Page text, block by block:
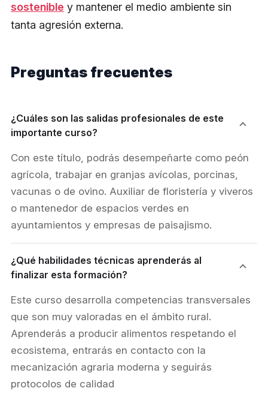
sostenible y mantener el medio ambiente sin
tanta agresión externa.
Preguntas frecuentes
¿Cuáles son las salidas profesionales de este
importante curso?
Con este título, podrás desempeñarte como peón
agrícola, trabajar en granjas avícolas, porcinas,
vacunas o de ovino. Auxiliar de floristería y viveros
o mantenedor de espacios verdes en
ayuntamientos y empresas de paisajismo.
¿Qué habilidades técnicas aprenderás al
finalizar esta formación?
​Este curso desarrolla competencias transversales
que son muy valoradas en el ámbito rural.
Aprenderás a producir alimentos respetando el
ecosistema, entrarás en contacto con la
mecanización agraria moderna y seguirás
protocolos de calidad